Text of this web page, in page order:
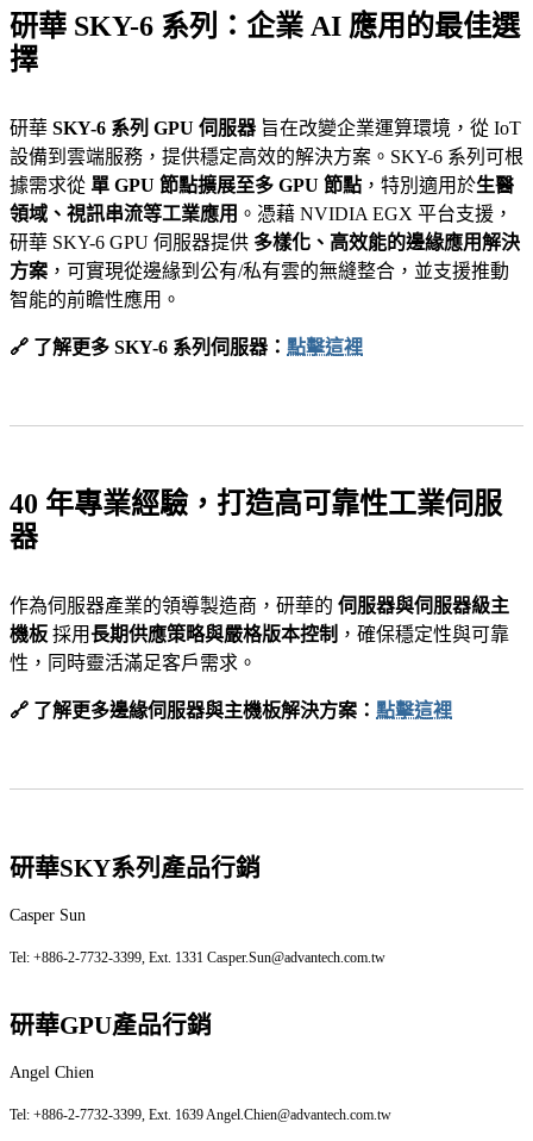
研華 SKY-6 系列：企業 AI 應用的最佳選
擇
研華 SKY-6 系列 GPU 伺服器 旨在改變企業運算環境，從 IoT
設備到雲端服務，提供穩定高效的解決方案。SKY-6 系列可根
據需求從 單 GPU 節點擴展至多 GPU 節點 ，特別適用於生醫
領域、視訊串流等工業應用 。憑藉 NVIDIA EGX 平台支援，
研華 SKY-6 GPU 伺服器提供 多樣化、高效能的邊緣應用解決
方案 ，可實現從邊緣到公有/私有雲的無縫整合，並支援推動
智能的前瞻性應用。
🔗 了解更多 SKY-6 系列伺服器： 點擊這裡
40 年專業經驗，打造高可靠性工業伺服
器
作為伺服器產業的領導製造商，研華的 伺服器與伺服器級主
機板 採用長期供應策略與嚴格版本控制 ，確保穩定性與可靠
性，同時靈活滿足客戶需求。
🔗 了解更多邊緣伺服器與主機板解決方案： 點擊這裡
研華SKY系列產品行銷
Casper Sun
Tel: +886-2-7732-3399, Ext. 1331 Casper.Sun@advantech.com.tw
研華GPU產品行銷
Angel Chien
Tel: +886-2-7732-3399, Ext. 1639 Angel.Chien@advantech.com.tw